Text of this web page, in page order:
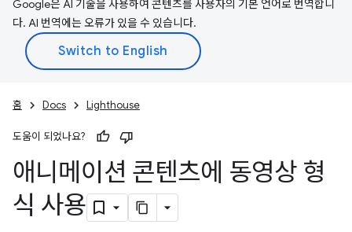
Google은 AI 기술을 사용하여 콘텐츠를 사용자의 기본 언어로 번역합니
다. AI 번역에는 오류가 있을 수 있습니다.
홈 Docs Lighthouse
도움이 되었나요?
애니메이션 콘텐츠에 동영상 형
식 사용